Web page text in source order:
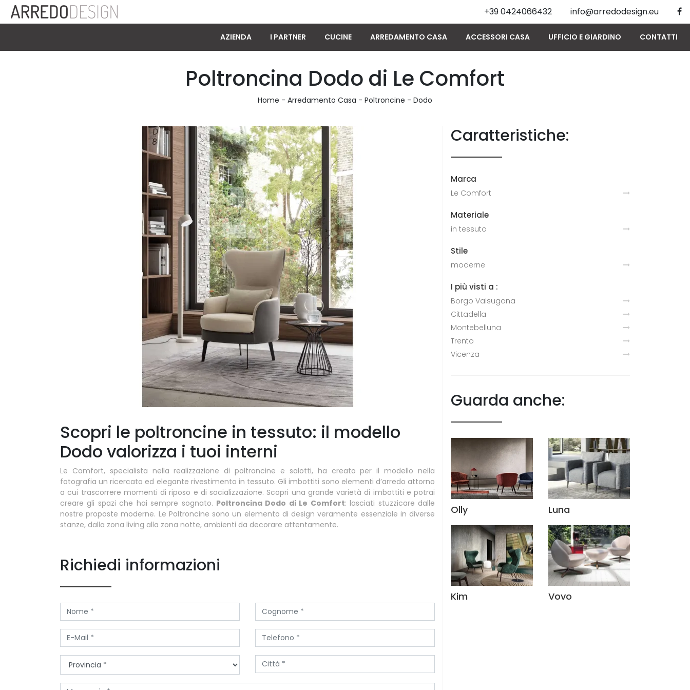
+39 0424066432 info@arredodesign.eu
AZIENDA I PARTNER CUCINE ARREDAMENTO CASA ACCESSORI CASA UFFICIO E GIARDINO CONTATTI
Poltroncina Dodo di Le Comfort
Home - Arredamento Casa - Poltroncine - Dodo
Scopri le poltroncine in tessuto: il modello
Dodo valorizza i tuoi interni
Le Comfort, specialista nella realizzazione di poltroncine e salotti, ha creato per il modello nella
fotografia un ricercato ed elegante rivestimento in tessuto. Gli imbottiti sono elementi d’arredo attorno
a cui trascorrere momenti di riposo e di socializzazione. Scopri una grande varietà di imbottiti e potrai
creare gli spazi che hai sempre sognato. Poltroncina Dodo di Le Comfort: lasciati stuzzicare dalle
nostre proposte moderne. Le Poltroncine sono un elemento di design veramente essenziale in diverse
stanze, dalla zona living alla zona notte, ambienti da decorare attentamente.
Richiedi informazioni
Caratteristiche:
Marca
Le Comfort
Materiale
in tessuto
Stile
moderne
I più visti a :
Borgo Valsugana
Cittadella
Montebelluna
Trento
Vicenza
Guarda anche:
Olly Luna
Kim Vovo